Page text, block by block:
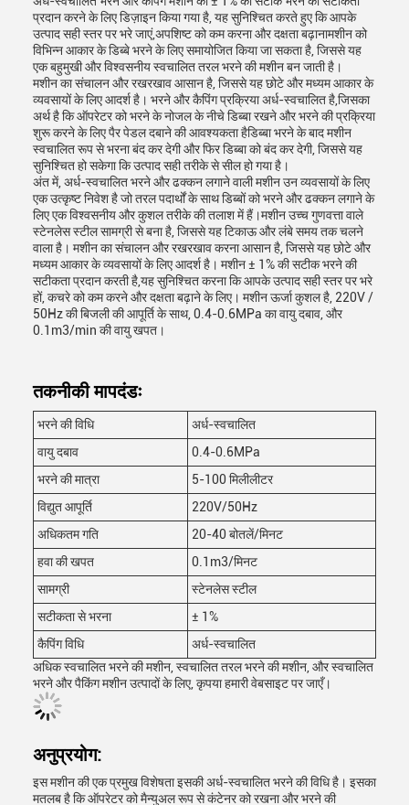
प्रदान करने के लिए डिज़ाइन किया गया है, यह सुनिश्चित करते हुए कि आपके
उत्पाद सही स्तर पर भरे जाएं,अपशिष्ट को कम करना और दक्षता बढ़ानामशीन को
विभिन्न आकार के डिब्बे भरने के लिए समायोजित किया जा सकता है, जिससे यह
एक बहुमुखी और विश्वसनीय स्वचालित तरल भरने की मशीन बन जाती है।
मशीन का संचालन और रखरखाव आसान है, जिससे यह छोटे और मध्यम आकार के
व्यवसायों के लिए आदर्श है। भरने और कैपिंग प्रक्रिया अर्ध-स्वचालित है,जिसका
अर्थ है कि ऑपरेटर को भरने के नोजल के नीचे डिब्बा रखने और भरने की प्रक्रिया
शुरू करने के लिए पैर पेडल दबाने की आवश्यकता हैडिब्बा भरने के बाद मशीन
स्वचालित रूप से भरना बंद कर देगी और फिर डिब्बा को बंद कर देगी, जिससे यह
सुनिश्चित हो सकेगा कि उत्पाद सही तरीके से सील हो गया है।
अंत में, अर्ध-स्वचालित भरने और ढक्कन लगाने वाली मशीन उन व्यवसायों के लिए
एक उत्कृष्ट निवेश है जो तरल पदार्थों के साथ डिब्बों को भरने और ढक्कन लगाने के
लिए एक विश्वसनीय और कुशल तरीके की तलाश में हैं।मशीन उच्च गुणवत्ता वाले
स्टेनलेस स्टील सामग्री से बना है, जिससे यह टिकाऊ और लंबे समय तक चलने
वाला है। मशीन का संचालन और रखरखाव करना आसान है, जिससे यह छोटे और
मध्यम आकार के व्यवसायों के लिए आदर्श है। मशीन ± 1% की सटीक भरने की
सटीकता प्रदान करती है,यह सुनिश्चित करना कि आपके उत्पाद सही स्तर पर भरे
हों, कचरे को कम करने और दक्षता बढ़ाने के लिए। मशीन ऊर्जा कुशल है, 220V /
50Hz की बिजली की आपूर्ति के साथ, 0.4-0.6MPa का वायु दबाव, और
0.1m3/min की वायु खपत।
तकनीकी मापदंडः
भरने की विधि
अर्ध-स्वचालित
वायु दबाव
0.4-0.6MPa
भरने की मात्रा
5-100 मिलीलीटर
विद्युत आपूर्ति
220V/50Hz
अधिकतम गति
20-40 बोतलें/मिनट
हवा की खपत
0.1m3/मिनट
सामग्री
स्टेनलेस स्टील
सटीकता से भरना
± 1%
कैपिंग विधि
अर्ध-स्वचालित
अधिक स्वचालित भरने की मशीन, स्वचालित तरल भरने की मशीन, और स्वचालित
भरने और पैकिंग मशीन उत्पादों के लिए, कृपया हमारी वेबसाइट पर जाएँ।
अनुप्रयोग:
इस मशीन की एक प्रमुख विशेषता इसकी अर्ध-स्वचालित भरने की विधि है। इसका
मतलब है कि ऑपरेटर को मैन्युअल रूप से कंटेनर को रखना और भरने की